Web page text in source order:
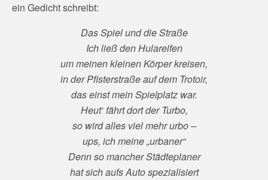
ein Gedicht schreibt:
Das Spiel und die Straße
Ich ließ den Hulareifen
um meinen kleinen Körper kreisen,
in der Pfisterstraße auf dem Trotoir,
das einst mein Spielplatz war.
Heut‘ fährt dort der Turbo,
so wird alles viel mehr urbo –
ups, ich meine „urbaner“
Denn so mancher Städteplaner
hat sich aufs Auto spezialisiert